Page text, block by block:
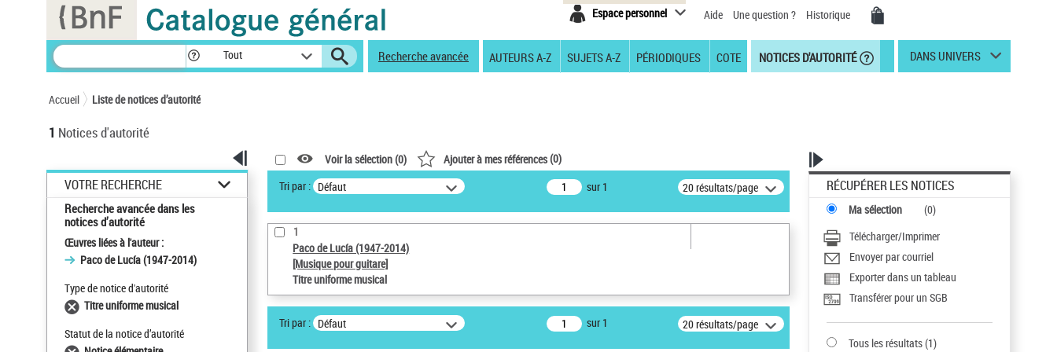
Espace personnel Aide Une question ? Historique
Tout Recherche avancée AUTEURS A-Z SUJETS A-Z PÉRIODIQUES COTE NOTICES D'AUTORITÉ DANS UNIVERS
Accueil Liste de notices d’autorité
1 Notices d'autorité
VOTRE RECHERCHE
Recherche avancée dans les
notices d’autorité
Œuvres liées à l'auteur :
Paco de Lucía (1947-2014)
Type de notice d'autorité
Titre uniforme musical
Statut de la notice d’autorité
Voir la sélection (0) Ajouter à mes références(0)
Tri par : Défaut sur 1 20 résultats/page
1
Paco de Lucía (1947-2014)
[Musique pour guitare]
Titre uniforme musical
Tri par : Défaut sur 1 20 résultats/page
RÉCUPÉRER LES NOTICES
Ma sélection (0)
Télécharger/Imprimer
Envoyer par courriel
Exporter dans un tableau
Transférer pour un SGB
Tous les résultats(1)
Panneau de gestion des cookies